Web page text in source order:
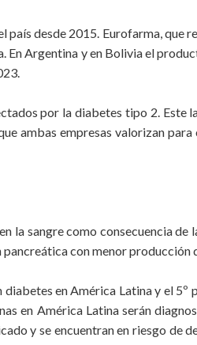
desde 2015. Eurofarma, que
Argentina y en Bolivia el
por la diabetes tipo 2. Este
ambas empresas valorizan
la sangre como consecuencia de
con menor producción
en América Latina y el 5º
en América Latina serán
y se encuentran en riesgo de